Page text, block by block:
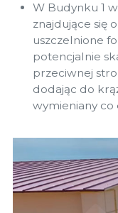
W Budynku 1
znajdujące się
uszczelnione
potencjalnie
przeciwnej
dodając do
wymieniany co